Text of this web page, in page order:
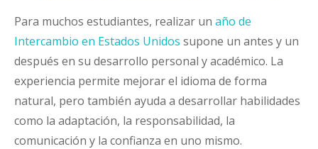
Para muchos estudiantes, realizar un año de
Intercambio en Estados Unidos supone un antes y un
después en su desarrollo personal y académico. La
experiencia permite mejorar el idioma de forma
natural, pero también ayuda a desarrollar habilidades
como la adaptación, la responsabilidad, la
comunicación y la confianza en uno mismo.